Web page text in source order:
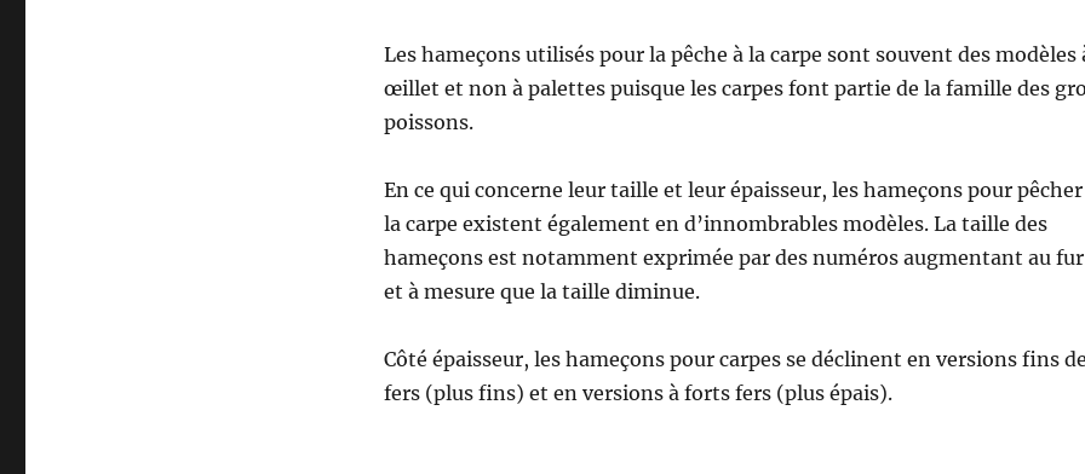
Les hameçons utilisés pour la pêche à la carpe sont souvent des modèles
œillet et non à palettes puisque les carpes font partie de la famille des
poissons.
En ce qui concerne leur taille et leur épaisseur, les hameçons pour pêcher
la carpe existent également en d’innombrables modèles. La taille des
hameçons est notamment exprimée par des numéros augmentant au fur
et à mesure que la taille diminue.
Côté épaisseur, les hameçons pour carpes se déclinent en versions fins
fers (plus fins) et en versions à forts fers (plus épais).